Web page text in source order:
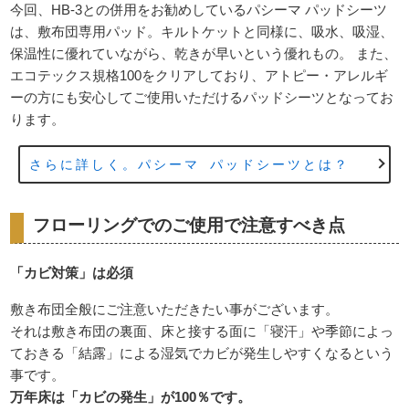
今回、HB-3との併用をお勧めしているパシーマ パッドシーツ
は、敷布団専用パッド。キルトケットと同様に、吸水、吸湿、
保温性に優れていながら、乾きが早いという優れもの。 また、
エコテックス規格100をクリアしており、アトピー・アレルギ
ーの方にも安心してご使用いただけるパッドシーツとなってお
ります。
さらに詳しく。パシーマ パッドシーツとは？
フローリングでのご使用で注意すべき点
「カビ対策」は必須
敷き布団全般にご注意いただきたい事がございます。
それは敷き布団の裏面、床と接する面に「寝汗」や季節によっ
ておきる「結露」による湿気でカビが発生しやすくなるという
事です。
万年床は「カビの発生」が100％です。